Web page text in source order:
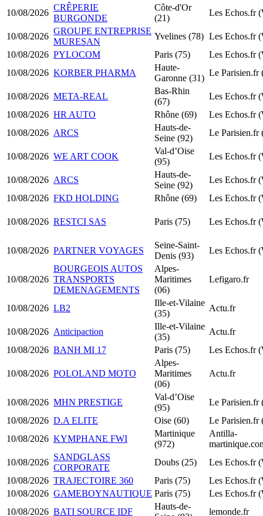
10/08/2026
CRÊPERIE
BURGONDE
Côte-d'Or
(21)
Les Echos.fr
10/08/2026
GROUPE ENTREPRISE
MURESAN
Yvelines (78) Les Echos.fr
10/08/2026 PYLOCOM Paris (75)
Les Echos.fr
10/08/2026 KORBER PHARMA
Haute-
Garonne (31)
Le Parisien.fr
10/08/2026 META-REAL
Bas-Rhin
(67)
Les Echos.fr
10/08/2026 HR AUTO Rhône (69)
Les Echos.fr
10/08/2026 ARCS
Hauts-de-
Seine (92)
Le Parisien.fr
10/08/2026 WE ART COOK
Val-d’Oise
(95)
Les Echos.fr
10/08/2026 ARCS
Hauts-de-
Seine (92)
Les Echos.fr
10/08/2026 FKD HOLDING Rhône (69) Les Echos.fr
10/08/2026 RESTCI SAS Paris (75) Les Echos.fr
10/08/2026 PARTNER VOYAGES
Seine-Saint-
Denis (93)
Les Echos.fr
10/08/2026
BOURGEOIS AUTOS
TRANSPORTS
DEMENAGEMENTS
Alpes-
Maritimes
(06)
Lefigaro.fr
10/08/2026 LB2
Ille-et-Vilaine
(35)
Actu.fr
10/08/2026 Anticipaction
Ille-et-Vilaine
(35)
Actu.fr
10/08/2026 BANH MI 17 Paris (75) Les Echos.fr
10/08/2026 POLOLAND MOTO
Alpes-
Maritimes
(06)
Actu.fr
10/08/2026 MHN PRESTIGE
Val-d’Oise
(95)
Le Parisien.fr
10/08/2026 D.A ELITE Oise (60)
Le Parisien.fr
10/08/2026 KYMPHANE FWI
Martinique
(972)
Antilla-
10/08/2026
SANDGLASS
CORPORATE
Doubs (25)
Les Echos.fr
10/08/2026 TRAJECTOIRE 360 Paris (75)
Les Echos.fr
10/08/2026 GAMEBOYNAUTIQUE Paris (75)
Les Echos.fr
10/08/2026 BATI SOURCE IDF
Hauts-de-
lemonde.fr